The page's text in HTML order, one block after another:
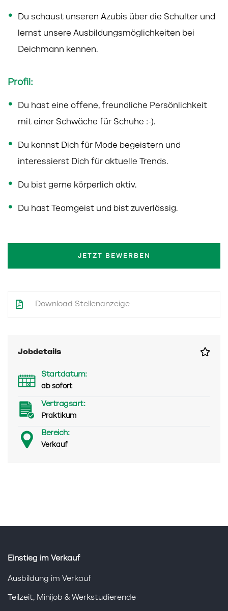
Du schaust unseren Azubis über die Schulter und
lernst unsere Ausbildungsmöglichkeiten bei
Deichmann kennen.
Profil:
Du hast eine offene, freundliche Persönlichkeit
mit einer Schwäche für Schuhe :-).
Du kannst Dich für Mode begeistern und
interessierst Dich für aktuelle Trends.
Du bist gerne körperlich aktiv.
Du hast Teamgeist und bist zuverlässig.
JETZT BEWERBEN
Download Stellenanzeige
Jobdetails
Startdatum:
ab sofort
Vertragsart:
Praktikum
Bereich:
Verkauf
Einstieg im Verkauf
Ausbildung im Verkauf
Teilzeit, Minijob & Werkstudierende